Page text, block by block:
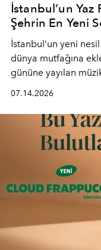
İstanbul’un
Şehrin En Yeni
İstanbul’un yeni
dünya mutfağına
gününe yayılan
lüks" anlayışıyla
müziği ve açık
altında sunuyor.
07.14.2026